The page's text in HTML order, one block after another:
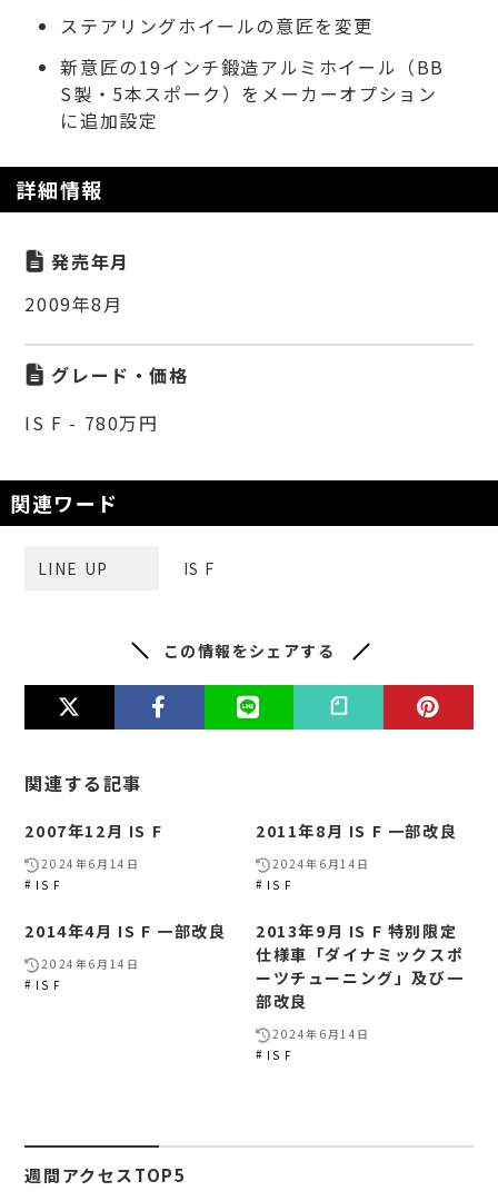
ステアリングホイールの意匠を変更
新意匠の19インチ鍛造アルミホイール（BB
S製・5本スポーク）をメーカーオプション
に追加設定
詳細情報
発売年月
2009年8月
グレード・価格
IS F - 780万円
関連ワード
LINE UP IS F
この情報をシェアする
関連する記事
2007年12月 IS F
2024年6月14日
IS F
2011年8月 IS F 一部改良
2024年6月14日
IS F
2014年4月 IS F 一部改良
2024年6月14日
IS F
2013年9月 IS F 特別限定
仕様車「ダイナミックスポ
ーツチューニング」及び一
部改良
2024年6月14日
IS F
週間アクセスTOP5